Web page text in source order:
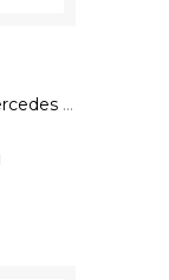
Blech Hitzeschild Hitzeblech Mercedes Benz C-Klasse W204 A2113320188